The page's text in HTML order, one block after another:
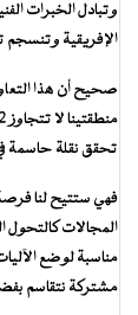
الإفريقية وتنسجم تماما
صحيح أن هذا
تحقق نقلة حاسمة في
فهي ستتيح لنا
المجالات كالتحول
مناسبة لوضع
مشتركة نتقاسم